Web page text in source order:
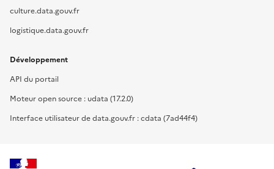
culture.data.gouv.fr
logistique.data.gouv.fr
Développement
API du portail
Moteur open source : udata (17.2.0)
Interface utilisateur de data.gouv.fr : cdata (7ad44f4)